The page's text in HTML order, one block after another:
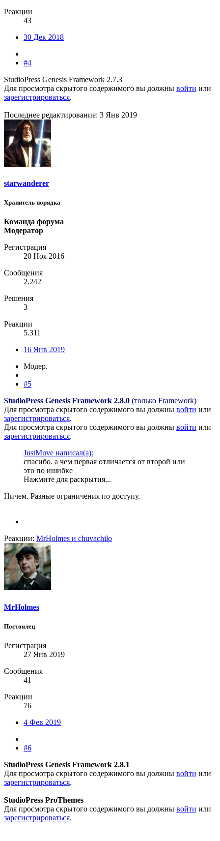
Реакции
43
30 Дек 2018
#4
StudioPress Genesis Framework 2.7.3
Для просмотра скрытого содержимого вы должны войти или
зарегистрироваться.
Последнее редактирование: 3 Янв 2019
starwanderer
Хранитель порядка
Команда форума
Модератор
Регистрация
20 Ноя 2016
Сообщения
2.242
Решения
3
Реакции
5.311
16 Янв 2019
Модер.
#5
StudioPress Genesis Framework 2.8.0 (только Framework)
Для просмотра скрытого содержимого вы должны войти или
зарегистрироваться.
Для просмотра скрытого содержимого вы должны войти или
зарегистрироваться.
JustMuve написал(а):
спасибо. а чем первая отличается от второй или
это по ишибке
Нажмите для раскрытия...
Ничем. Разные ограничения по доступу.
Реакции: MrHolmes и chuvachilo
MrHolmes
Постоялец
Регистрация
27 Янв 2019
Сообщения
41
Реакции
76
4 Фев 2019
#6
StudioPress Genesis Framework 2.8.1
Для просмотра скрытого содержимого вы должны войти или
зарегистрироваться.
StudioPress ProThemes
Для просмотра скрытого содержимого вы должны войти или
зарегистрироваться.